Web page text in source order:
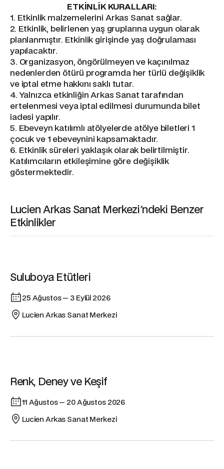
ETKİNLİK KURALLARI:
1. Etkinlik malzemelerini Arkas Sanat sağlar.
2. Etkinlik, belirlenen yaş gruplarına uygun olarak
planlanmıştır. Etkinlik girişinde yaş doğrulaması
yapılacaktır.
3. Organizasyon, öngörülmeyen ve kaçınılmaz
nedenlerden ötürü programda her türlü değişiklik
ve iptal etme hakkını saklı tutar.
4. Yalnızca etkinliğin Arkas Sanat tarafından
ertelenmesi veya iptal edilmesi durumunda bilet
iadesi yapılır.
5. Ebeveyn katılımlı atölyelerde atölye biletleri 1
çocuk ve 1 ebeveynini kapsamaktadır.
6. Etkinlik süreleri yaklaşık olarak belirtilmiştir.
Katılımcıların etkileşimine göre değişiklik
göstermektedir.
Lucien Arkas Sanat Merkezi'ndeki Benzer
Etkinlikler
Suluboya Etütleri
25 Ağustos — 3 Eylül 2026
Lucien Arkas Sanat Merkezi
Renk, Deney ve Keşif
11 Ağustos — 20 Ağustos 2026
Lucien Arkas Sanat Merkezi